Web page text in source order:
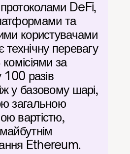
DeFi,
та
користувачами
технічну перевагу
за
100 разів
у базовому шарі,
загальною
вартістю,
Ethereum.